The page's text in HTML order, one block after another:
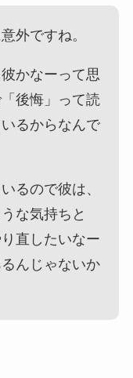
外ですね。
かなーって思
後悔」って読
るからなんで
るので彼は、
な気持ちと
直したいなー
んじゃないか